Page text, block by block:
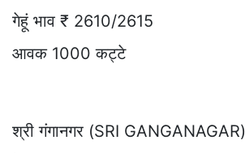
गेहूं भाव ₹ 2610/2615
आवक 1000 कट्टे
श्री गंगानगर (SRI GANGANAGAR)